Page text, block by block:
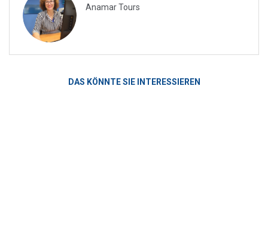
Anamar Tours
DAS KÖNNTE SIE INTERESSIEREN